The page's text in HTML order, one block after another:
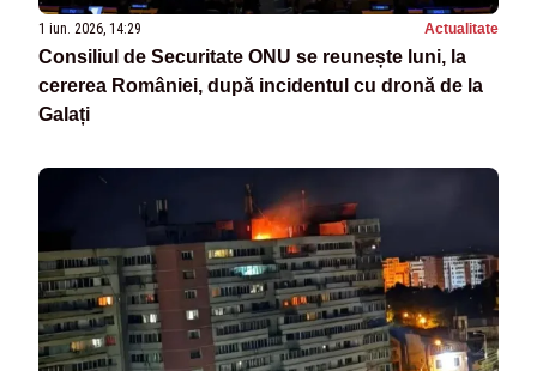
1 iun. 2026, 14:29 Actualitate
Consiliul de Securitate ONU se reunește luni, la
cererea României, după incidentul cu dronă de la
Galați